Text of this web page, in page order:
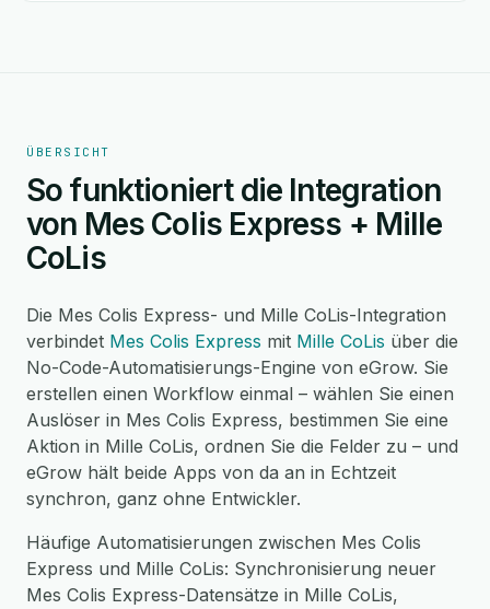
ÜBERSICHT
So funktioniert die Integration
von Mes Colis Express + Mille
CoLis
Die Mes Colis Express- und Mille CoLis-Integration
verbindet Mes Colis Express mit Mille CoLis über die
No-Code-Automatisierungs-Engine von eGrow. Sie
erstellen einen Workflow einmal – wählen Sie einen
Auslöser in Mes Colis Express, bestimmen Sie eine
Aktion in Mille CoLis, ordnen Sie die Felder zu – und
eGrow hält beide Apps von da an in Echtzeit
synchron, ganz ohne Entwickler.
Häufige Automatisierungen zwischen Mes Colis
Express und Mille CoLis: Synchronisierung neuer
Mes Colis Express-Datensätze in Mille CoLis,